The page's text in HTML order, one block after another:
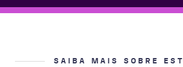
SAIBA MAIS SOBRE